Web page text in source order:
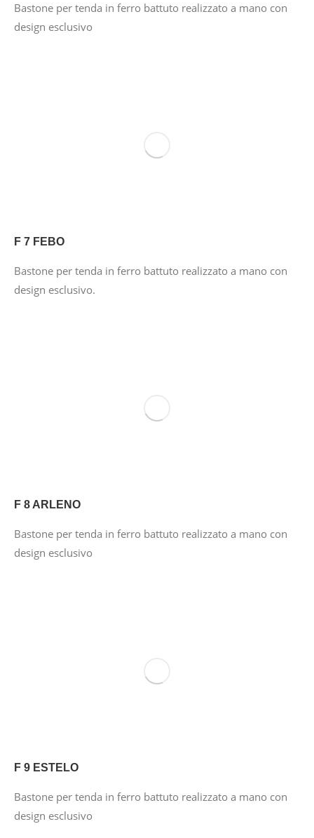
Bastone per tenda in ferro battuto realizzato a mano con
design esclusivo
F 7 FEBO
Bastone per tenda in ferro battuto realizzato a mano con
design esclusivo.
F 8 ARLENO
Bastone per tenda in ferro battuto realizzato a mano con
design esclusivo
F 9 ESTELO
Bastone per tenda in ferro battuto realizzato a mano con
design esclusivo